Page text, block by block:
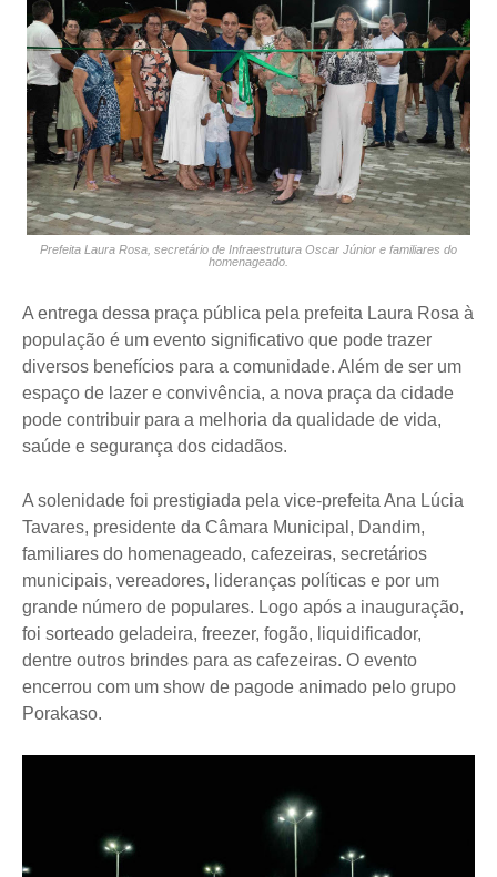
Prefeita Laura Rosa, secretário de Infraestrutura Oscar Júnior e familiares do
homenageado.
A entrega dessa praça pública pela prefeita Laura Rosa à
população é um evento significativo que pode trazer
diversos benefícios para a comunidade. Além de ser um
espaço de lazer e convivência, a nova praça da cidade
pode contribuir para a melhoria da qualidade de vida,
saúde e segurança dos cidadãos.
A solenidade foi prestigiada pela vice-prefeita Ana Lúcia
Tavares, presidente da Câmara Municipal, Dandim,
familiares do homenageado, cafezeiras, secretários
municipais, vereadores, lideranças políticas e por um
grande número de populares. Logo após a inauguração,
foi sorteado geladeira, freezer, fogão, liquidificador,
dentre outros brindes para as cafezeiras. O evento
encerrou com um show de pagode animado pelo grupo
Porakaso.